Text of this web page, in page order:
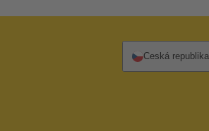
Česká republika